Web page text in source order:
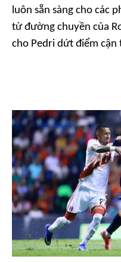
luôn sẵn sàng cho các
từ đường chuyền của
cho Pedri dứt điểm cận